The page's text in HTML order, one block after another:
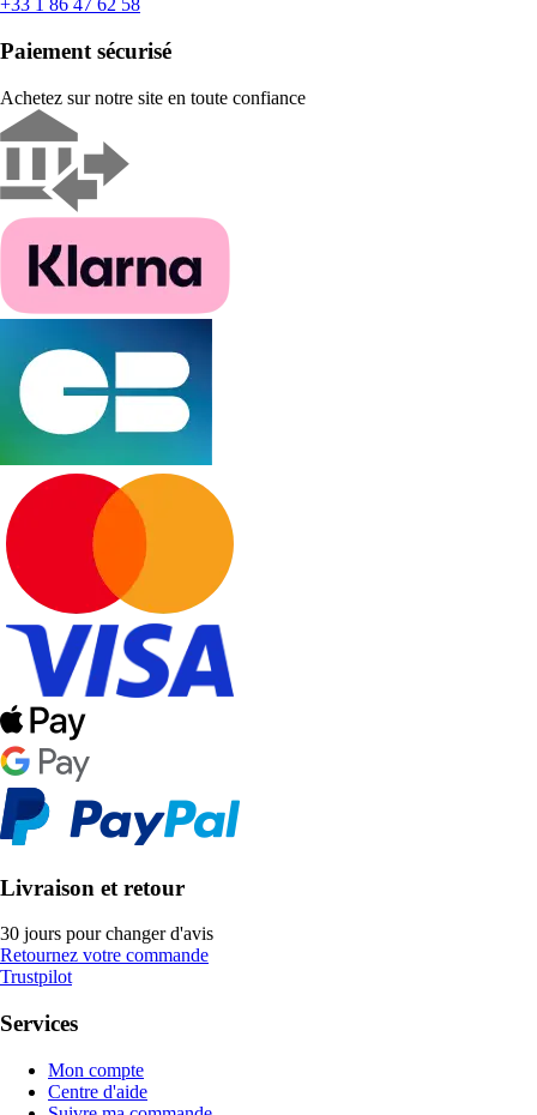
+33 1 86 47 62 58
Paiement sécurisé
Achetez sur notre site en toute confiance
Livraison et retour
30 jours pour changer d'avis
Retournez votre commande
Trustpilot
Services
Mon compte
Centre d'aide